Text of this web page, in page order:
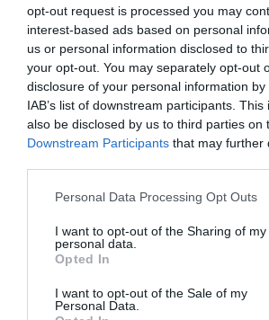
opt-out request is processed you may
interest-based ads based on personal
us or personal information disclosed to
your opt-out. You may separately opt-out
disclosure of your personal information
IAB’s list of downstream participants.
also be disclosed by us to third parties on
Downstream Participants that may further
Please note that this website/app uses
not limited to your visit or usage
grant or deny consent to Google and its
use your data for below specified
consent section.
Personal Data Processing Opt Outs
I want to opt-out of the Sharing of my
personal data.
Opted In
I want to opt-out of the Sale of my
Personal Data.
04.08.2026
ΙΕΛΚΑ: Σε ποια προϊόντα
μειώθηκαν οι τιμές στα